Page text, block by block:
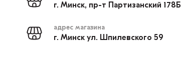
г. Минск, пр-т Партизанский 178Б
адрес магазина
г. Минск ул. Шпилевского 59